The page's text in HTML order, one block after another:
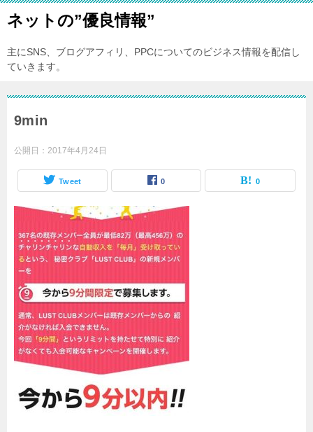
ネットの”優良情報”
主にSNS、ブログアフィリ、PPCについてのビジネス情報を配信し
ていきます。
9min
公開日： 2017年4月24日
Tweet 0 0